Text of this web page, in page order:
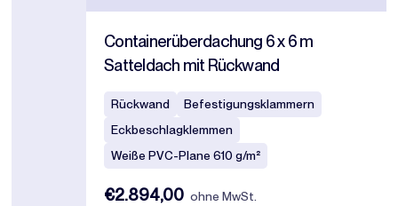
Containerüberdachung 6 x 6 m
Satteldach mit Rückwand
Rückwand
Befestigungsklammern
Eckbeschlagklemmen
Weiße PVC-Plane 610 g/m²
€2.894,00 ohne MwSt.